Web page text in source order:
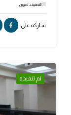
التصنيف: تموين
شاركه علي:
تم تنفيذه